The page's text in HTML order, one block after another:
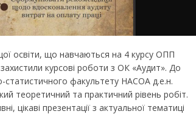
освіти, що навчаються на 4 курсу ОПП
курсові роботи з ОК «Аудит». До
статистичного факультету НАСОА д.е.н.
теоретичний та практичний рівень робіт.
цікаві презентації з актуальної тематиці